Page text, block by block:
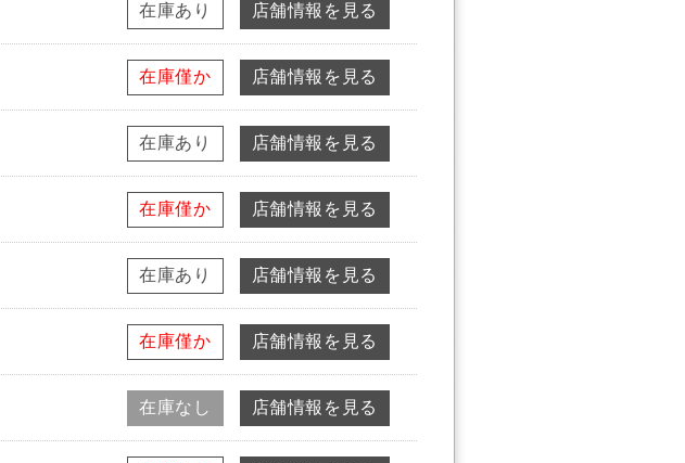
店舗情報を見る
在庫あり
店舗情報を見る
在庫僅か
店舗情報を見る
在庫あり
店舗情報を見る
在庫僅か
店舗情報を見る
在庫あり
店舗情報を見る
在庫僅か
店舗情報を見る
在庫なし